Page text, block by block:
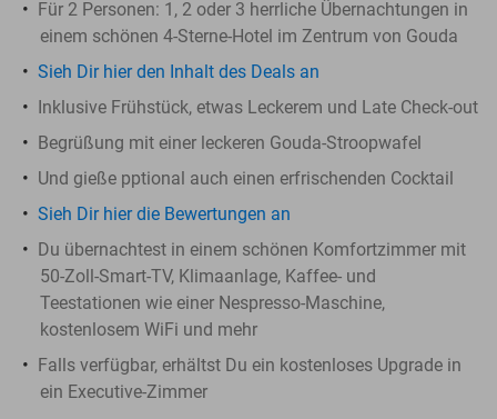
Für 2 Personen: 1, 2 oder 3 herrliche Übernachtungen in
einem schönen 4-Sterne-Hotel im Zentrum von Gouda
Sieh Dir hier den Inhalt des Deals an
Inklusive Frühstück, etwas Leckerem und Late Check-out
Begrüßung mit einer leckeren Gouda-Stroopwafel
Und gieße pptional auch einen erfrischenden Cocktail
Sieh Dir hier die Bewertungen an
Du übernachtest in einem schönen Komfortzimmer mit
50-Zoll-Smart-TV, Klimaanlage, Kaffee- und
Teestationen wie einer Nespresso-Maschine,
kostenlosem WiFi und mehr
Falls verfügbar, erhältst Du ein kostenloses Upgrade in
ein Executive-Zimmer